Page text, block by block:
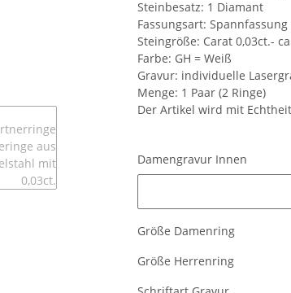
Steinbesatz: 1 Diamant
Fassungsart:
Steingröße: Carat 0,03ct.-
Farbe: GH = Weiß
Gravur: individuelle
Menge: 1 Paar (2 Ringe)
Der Artikel wird mit
Damengravur Innen
Größe Damenring
Größe Herrenring